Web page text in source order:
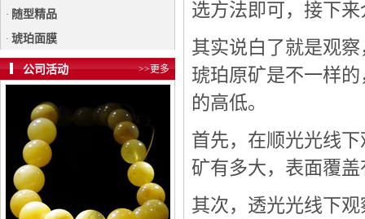
· 随型精品
· 琥珀面膜
公司活动 >>更多
选方法即可，接下
其实说白了就是观
琥珀原矿是不一样
的高低。
首先，在顺光光线
矿有多大，表面覆
其次，透光光线下